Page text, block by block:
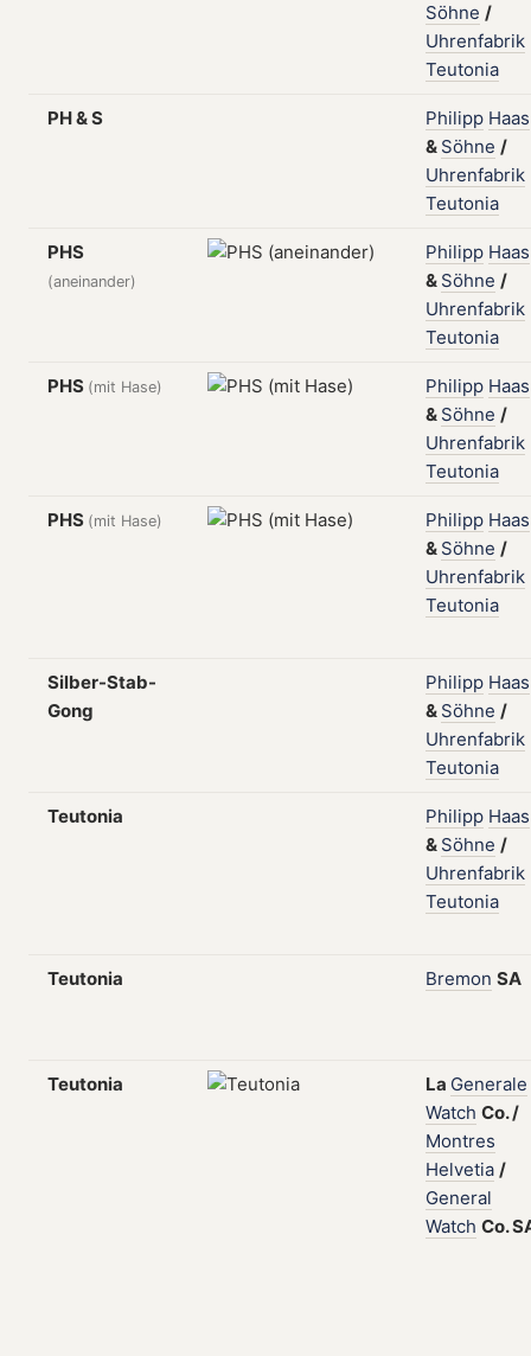
Söhne /
Uhrenfabrik
Teutonia
PH & S Philipp Haas
& Söhne /
Uhrenfabrik
Teutonia
PHS
(aneinander)
Philipp Haas
& Söhne /
Uhrenfabrik
Teutonia
PHS (mit Hase) Philipp Haas
& Söhne /
Uhrenfabrik
Teutonia
PHS (mit Hase) Philipp Haas
& Söhne /
Uhrenfabrik
Teutonia
Silber-Stab-
Gong
Philipp Haas
& Söhne /
Uhrenfabrik
Teutonia
Teutonia Philipp Haas
& Söhne /
Uhrenfabrik
Teutonia
Teutonia Bremon SA
Teutonia La Generale
Watch Co./
Montres
Helvetia /
General
Watch Co.